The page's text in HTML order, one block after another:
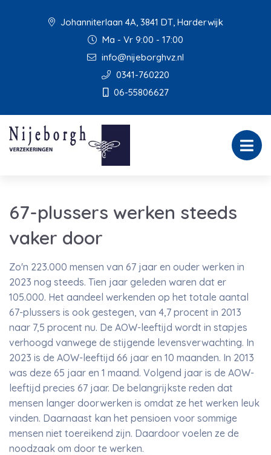
Johanniterlaan 4A, 3841 DT, Harderwijk
Ma - Vr 9:00 - 17:00
info@nijeborghvz.nl
0341-760220
06-55806627
67-plussers werken steeds
vaker door
Zo'n 223.000 mensen van 67 jaar en ouder werken in
2023 nog steeds. Tien jaar geleden waren dat er
105.000. Het aandeel werkenden op het totale aantal
67-plussers is ook gestegen, van 4,7 procent in 2013
naar 7,5 procent nu. De AOW-leeftijd wordt in stapjes
verhoogd vanwege de stijgende levensverwachting. In
2023 is de AOW-leeftijd 66 jaar en 10 maanden. In 2013
was deze 65 jaar en 1 maand. Volgend jaar is de AOW-
leeftijd precies 67 jaar. De belangrijkste reden dat
mensen langer doorwerken is omdat ze het werken leuk
vinden. Daarnaast kan het pensioen voor sommige
mensen niet toereikend zijn. Daardoor voelen ze de
noodzaak om door te werken.